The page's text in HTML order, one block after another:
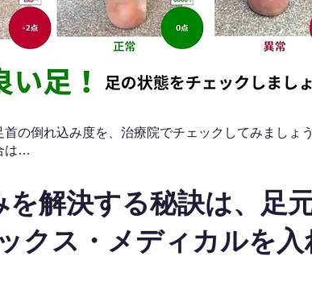
首の倒れ込み度を、治療院でチェックしてみましょ
は…
を解決する秘訣は、足
クス・メディカルを